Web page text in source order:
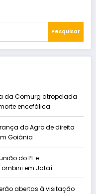
Pesquisar
da Comurg atropelada
encefálica
do Agro de direita
Goiânia
do PL e
em Jataí
abertas à visitação